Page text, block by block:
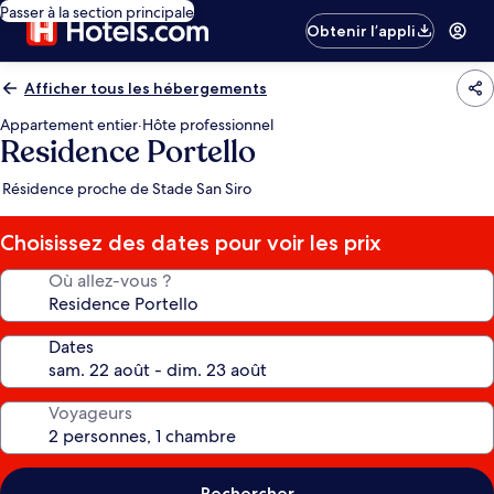
Passer à la section principale
Obtenir l’appli
Afficher tous les hébergements
Appartement entier·Hôte professionnel
Residence Portello
Résidence proche de Stade San Siro
Choisissez des dates pour voir les prix
Où allez-vous ?
Dates
Voyageurs